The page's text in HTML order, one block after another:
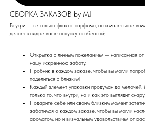
СБОРКА ЗАКАЗОВ by MJ
Внутри — не только флакон парфюма, но и маленькое
делает каждое ваше покупку особенной:
Открытка с личным пожеланием — написанная от
нашу искреннюю заботу.
Пробник в каждом заказе, чтобы вы могли
поделиться с близким!
Каждый элемент упаковки продуман до
только то, что внутри, но и как это выглядит
Подарите себе или своим близким момент
заботимся о каждом заказе, чтобы вы могли
ароматом, но и визуальным удовольствием от